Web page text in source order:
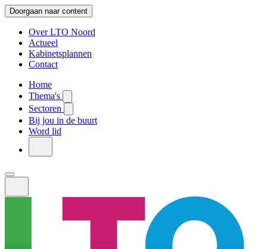
Doorgaan naar content
Over LTO Noord
Actueel
Kabinetsplannen
Contact
Home
Thema's
Sectoren
Bij jou in de buurt
Word lid